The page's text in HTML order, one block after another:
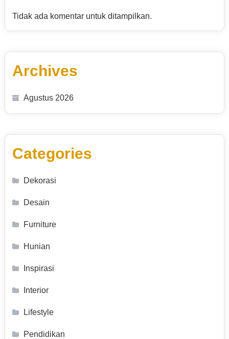
Tidak ada komentar untuk ditampilkan.
Archives
Agustus 2026
Categories
Dekorasi
Desain
Furniture
Hunian
Inspirasi
Interior
Lifestyle
Pendidikan